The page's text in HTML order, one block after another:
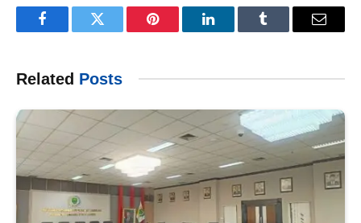
FacebookTwitter Pinterest LinkedInTumblr Email
Related Posts